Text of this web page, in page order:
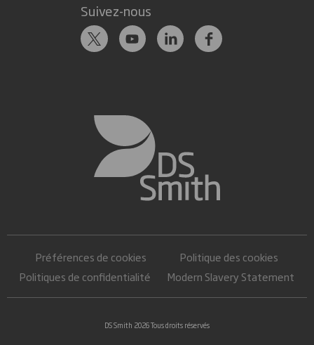
Suivez-nous
Préférences de cookies
Politique des cookies
Politiques de confidentialité
Modern Slavery Statement
DS Smith 2026 Tous droits réservés